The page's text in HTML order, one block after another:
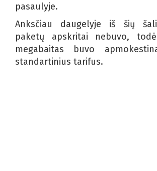
pasaulyje.
Anksčiau daugelyje iš šių
paketų apskritai nebuvo,
megabaitas buvo
standartinius tarifus.